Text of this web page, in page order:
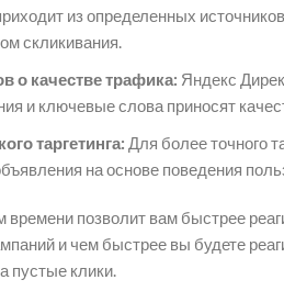
из определенных
скликивания.
о качестве трафика: Яндекс
и ключевые слова приносят
таргетинга: Для более точного
на основе поведения
позволит вам быстрее
и чем быстрее вы будете
пустые клики.